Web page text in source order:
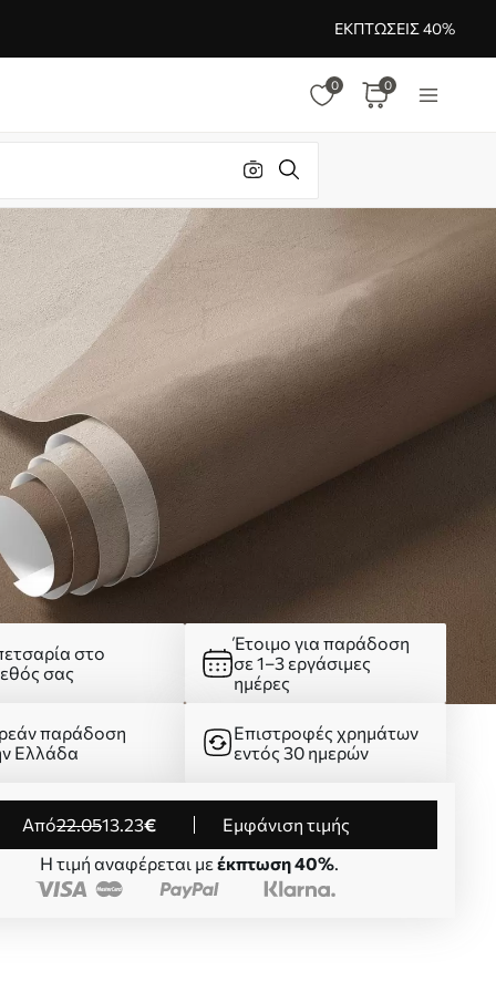
ΕΚΠΤΏΣΕΙΣ 40%
0 0
στο
σας
Έτοιμο για παράδοση
σε 1–3 εργάσιμες
ημέρες
παράδοση
Ελλάδα
Επιστροφές χρημάτων
εντός 30 ημερών
από22.0513.23€
Εμφάνιση τιμής
Η τιμή αναφέρεται με έκπτωση 40%.